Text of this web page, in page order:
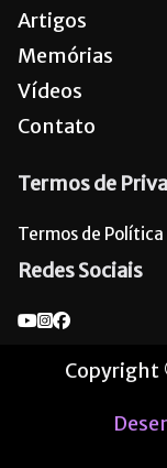
Artigos
Memórias
Vídeos
Contato
Termos de
Termos de
Redes Sociais
Copyright